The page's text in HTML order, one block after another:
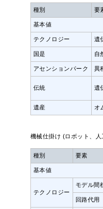
種別 要
基本値
テクノロジー 遺
国是 自
アセンションパーク 異
伝統 遺
遺産 オ
機械仕掛け (ロボット、
種別 要素
基本値
テクノロジー
モデル間
回路代用